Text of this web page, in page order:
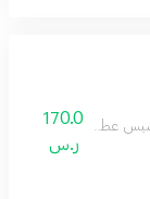
عطور النيش الفاخرة
170.0
ر.س